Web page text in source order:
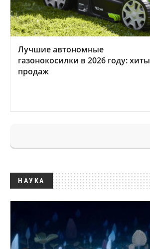
Лучшие автономные
газонокосилки в 2026 году: хиты
продаж
НАУКА